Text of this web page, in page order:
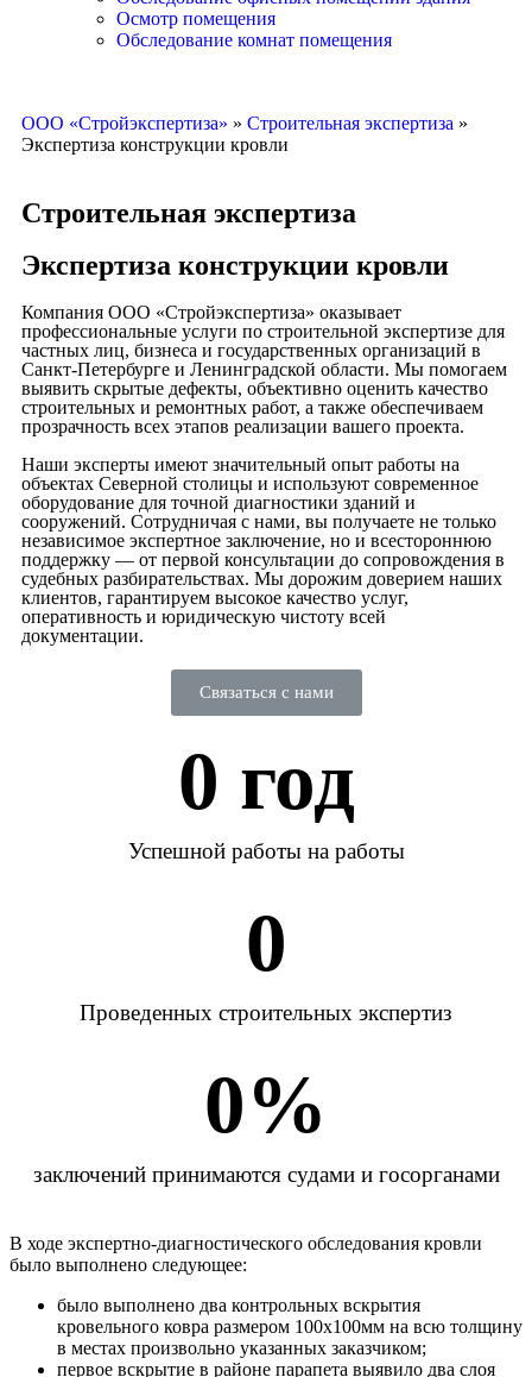
Осмотр помещения
Обследование комнат помещения
ООО «Стройэкспертиза» » Строительная экспертиза »
Экспертиза конструкции кровли
Строительная экспертиза
Экспертиза конструкции кровли
Компания ООО «Стройэкспертиза» оказывает
профессиональные услуги по строительной экспертизе для
частных лиц, бизнеса и государственных организаций в
Санкт-Петербурге и Ленинградской области. Мы помогаем
выявить скрытые дефекты, объективно оценить качество
строительных и ремонтных работ, а также обеспечиваем
прозрачность всех этапов реализации вашего проекта.
Наши эксперты имеют значительный опыт работы на
объектах Северной столицы и используют современное
оборудование для точной диагностики зданий и
сооружений. Сотрудничая с нами, вы получаете не только
независимое экспертное заключение, но и всестороннюю
поддержку — от первой консультации до сопровождения в
судебных разбирательствах. Мы дорожим доверием наших
клиентов, гарантируем высокое качество услуг,
оперативность и юридическую чистоту всей
документации.
Связаться с нами
0 год
Успешной работы на работы
0
Проведенных строительных экспертиз
0%
заключений принимаются судами и госорганами
В ходе экспертно-диагностического обследования кровли
было выполнено следующее:
было выполнено два контрольных вскрытия
кровельного ковра размером 100х100мм на всю толщину
в местах произвольно указанных заказчиком;
первое вскрытие в районе парапета выявило два слоя